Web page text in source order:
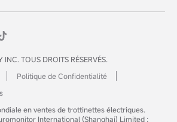
TOUS DROITS RÉSERVÉS.
Politique de Confidentialité
en ventes de trottinettes électriques.
International (Shanghai) Limited ;